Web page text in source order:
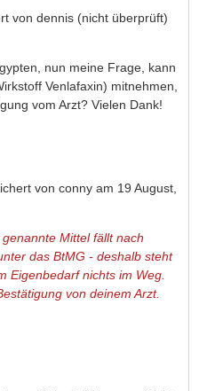
von dennis (nicht überprüft)
nun meine Frage, kann
Venlafaxin) mitnehmen,
vom Arzt? Vielen Dank!
von conny am 19 August,
Mittel fällt nach
das BtMG - deshalb steht
Eigenbedarf nichts im Weg.
von deinem Arzt.